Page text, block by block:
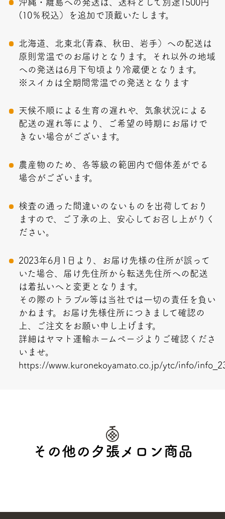
沖縄・離島への発送は、送料として別途1500円
(10％税込）を追加で頂戴いたします。
北海道、北東北(青森、秋田、岩手）への配送は
原則常温でのお届けとなります。それ以外の地域
への発送は6月下旬頃より冷蔵便となります。
※スイカは全期間常温での発送となります
天候不順による生育の遅れや、気象状況による
配送の遅れ等により、ご希望の時期にお届けで
きない場合がございます。
農産物のため、各等級の範囲内で個体差がでる
場合がございます。
検査の通った間違いのないものを出荷しており
ますので、ご了承の上、安心してお召し上がりく
ださい。
2023年6月1日より、お届け先様の住所が誤って
いた場合、届け先住所から転送先住所への配送
は着払いへと変更となります。
その際のトラブル等は当社では一切の責任を負い
かねます。お届け先様住所につきまして確認の
上、ご注文をお願い申し上げます。
詳細はヤマト運輸ホームページよりご確認くださ
いませ。
https://www.kuronekoyamato.co.jp/ytc/info/
その他の夕張メロン商品